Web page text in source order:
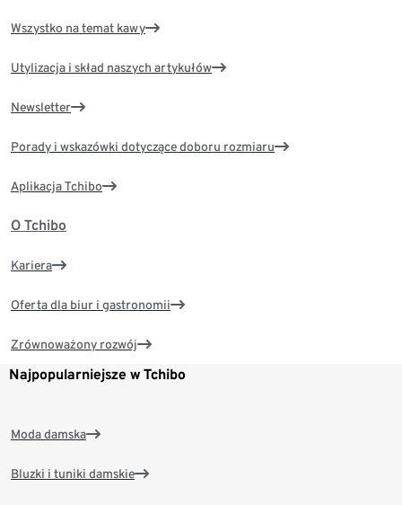
Wszystko na temat kawy
Utylizacja i skład naszych artykułów
Newsletter
Porady i wskazówki dotyczące doboru rozmiaru
Aplikacja Tchibo
O Tchibo
Kariera
Oferta dla biur i gastronomii
Zrównoważony rozwój
Najpopularniejsze w Tchibo
Moda damska
Bluzki i tuniki damskie